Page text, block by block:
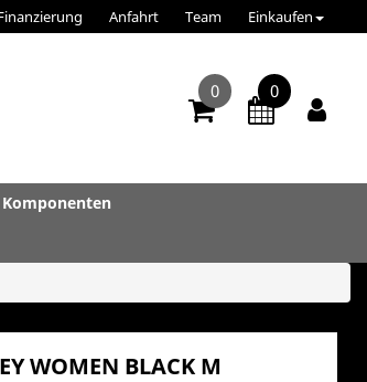
Anfahrt Team Einkaufen
0 0
Komponenten
WOMEN BLACK M